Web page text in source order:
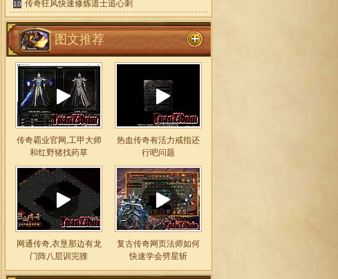
10 传奇狂风快速修炼道士追心刺
图文推荐
传奇霸业官网,工甲大师
和红野猪找药草
热血传奇有活力戒指还
行吧问题
网通传奇,衣垦那边有龙
门阵八层训完骓
复古传奇网页法师如何
快速学会劈星斩